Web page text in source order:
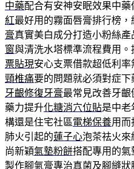
中藥配合有安神安眠效果中
紅最好用的霧面唇膏排行榜
膏真實美白成分打造小粉絲
窗與清洗水塔標準流程費用
票貼現安心支票借款超低利
頸椎痛要的問題就必須對症
牙齦修復牙膏最常見改善牙
藥力提升化糖消穴位貼是中老
構還是住宅社區電梯保養用而
肺火引起的蓮子心泡茶祛火來
尚新穎氣墊粉餅搭配專用的氣
製作腳氣膏專治真菌及腳縫